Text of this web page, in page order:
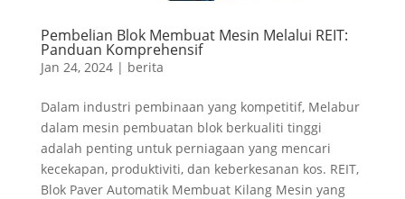
Pembelian Blok Membuat Mesin Melalui REIT:
Panduan Komprehensif
Jan 24, 2024| berita
Dalam industri pembinaan yang kompetitif, Melabur
dalam mesin pembuatan blok berkualiti tinggi
adalah penting untuk perniagaan yang mencari
kecekapan, produktiviti, dan keberkesanan kos. REIT,
Blok Paver Automatik Membuat Kilang Mesin yang